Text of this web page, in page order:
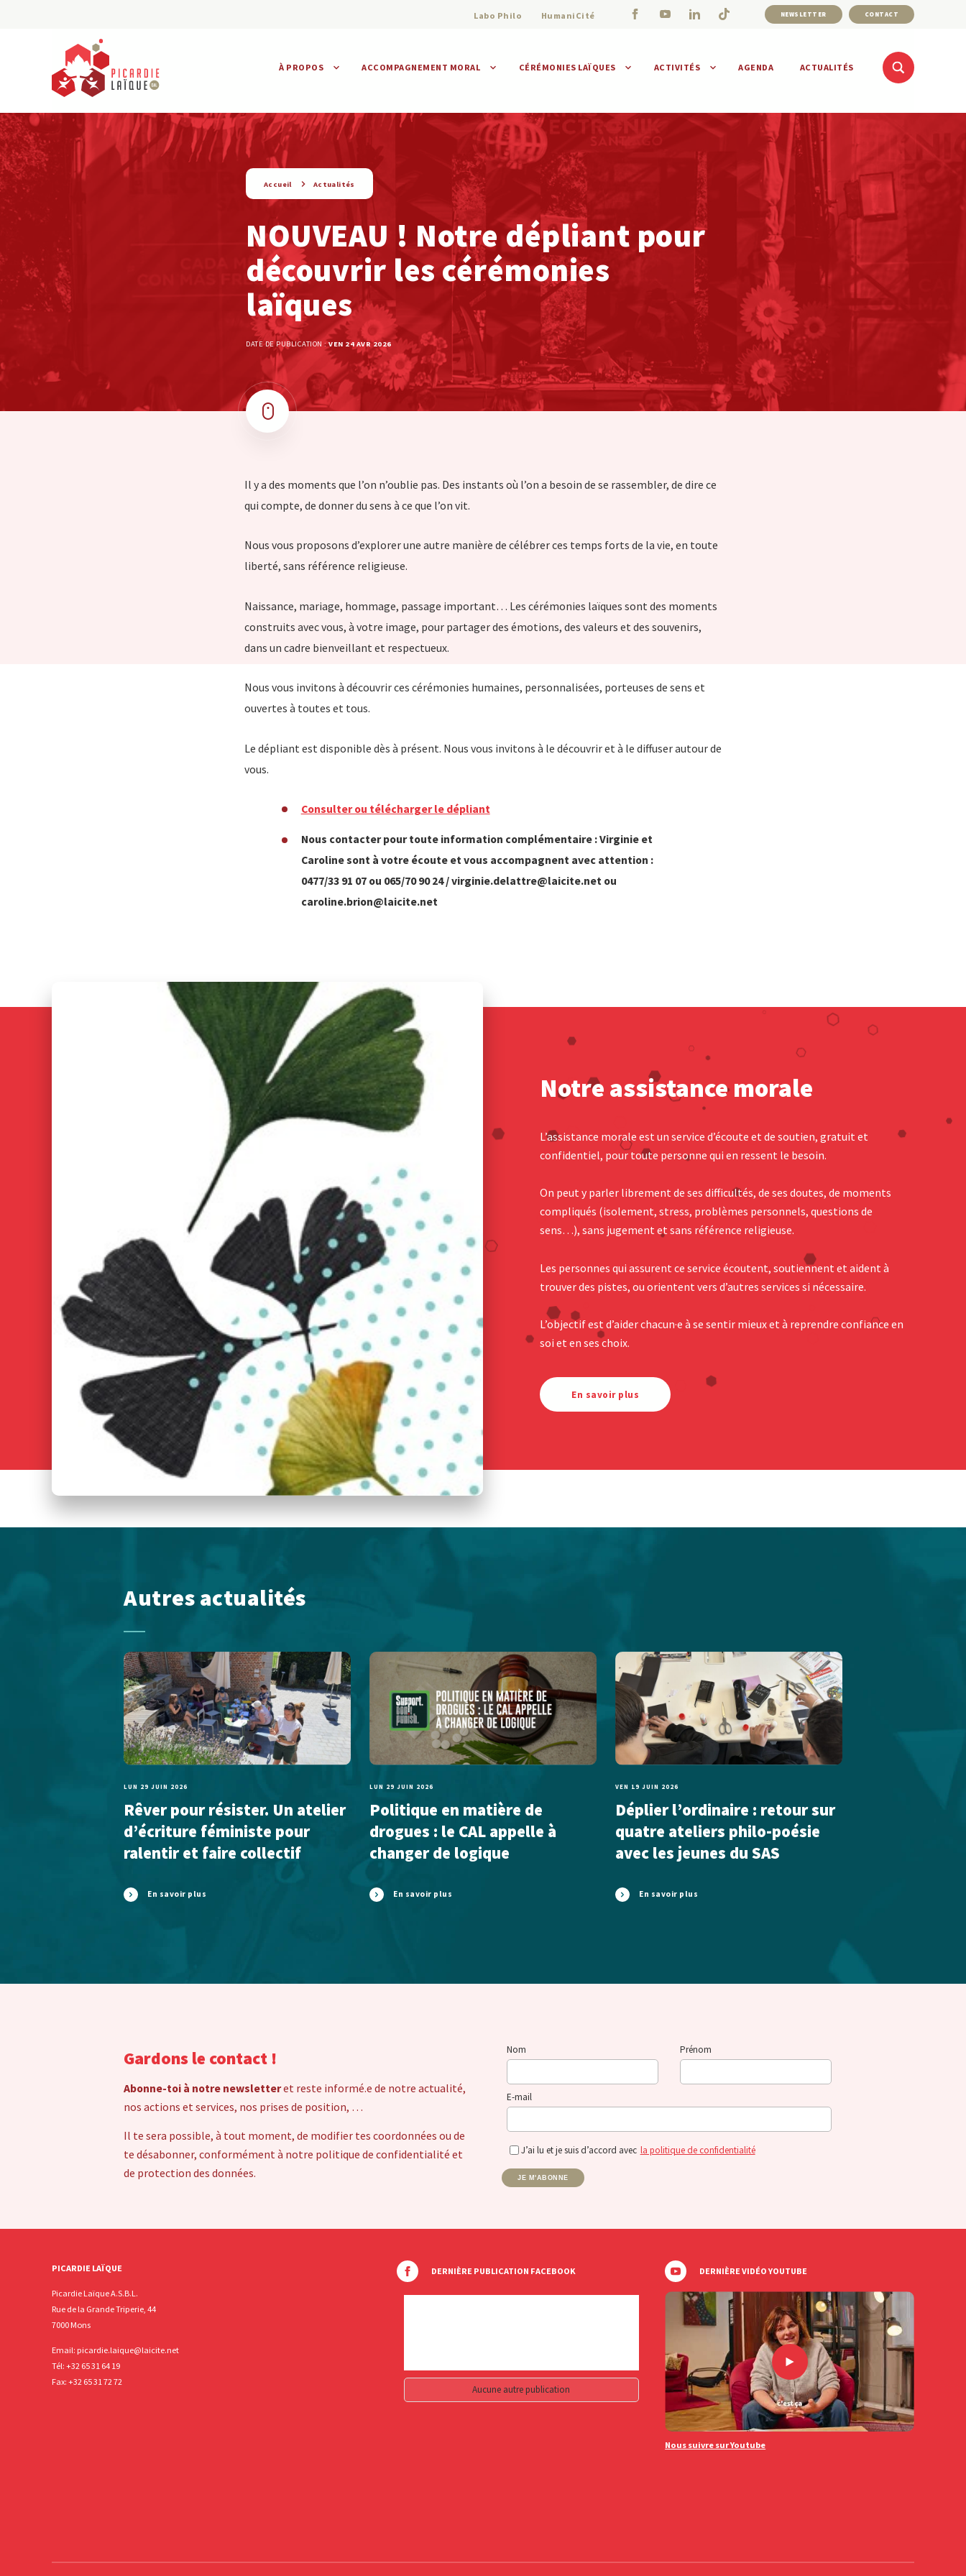
Labo Philo HumaniCité NEWSLETTER CONTACT
À PROPOS ACCOMPAGNEMENT MORAL
Assistance morale Individuelle
Collective
CÉRÉMONIES LAÏQUES ACTIVITÉS AGENDA ACTUALITÉS
string(9) « actualite »
Accueil Actualités
NOUVEAU ! Notre dépliant pour
découvrir les cérémonies
laïques
DATE DE PUBLICATION :VEN 24 AVR 2026
Il y a des moments que l’on n’oublie pas. Des instants où l’on a besoin de se rassembler, de dire ce
qui compte, de donner du sens à ce que l’on vit.
Nous vous proposons d’explorer une autre manière de célébrer ces temps forts de la vie, en toute
liberté, sans référence religieuse.
Naissance, mariage, hommage, passage important… Les cérémonies laïques sont des moments
construits avec vous, à votre image, pour partager des émotions, des valeurs et des souvenirs,
dans un cadre bienveillant et respectueux.
Nous vous invitons à découvrir ces cérémonies humaines, personnalisées, porteuses de sens et
ouvertes à toutes et tous.
Le dépliant est disponible dès à présent. Nous vous invitons à le découvrir et à le diffuser autour de
vous.
Consulter ou télécharger le dépliant
Nous contacter pour toute information complémentaire : Virginie et
Caroline sont à votre écoute et vous accompagnent avec attention :
0477/33 91 07 ou 065/70 90 24 / virginie.delattre@laicite.net ou
caroline.brion@laicite.net
Notre assistance morale
L’assistance morale est un service d’écoute et de soutien, gratuit et
confidentiel, pour toute personne qui en ressent le besoin.
On peut y parler librement de ses difficultés, de ses doutes, de moments
compliqués (isolement, stress, problèmes personnels, questions de
sens…), sans jugement et sans référence religieuse.
Les personnes qui assurent ce service écoutent, soutiennent et aident à
trouver des pistes, ou orientent vers d’autres services si nécessaire.
L’objectif est d’aider chacun·e à se sentir mieux et à reprendre confiance en
soi et en ses choix.
En savoir plus
Autres actualités
LUN 29 JUIN 2026
Rêver pour résister. Un atelier
d’écriture féministe pour
ralentir et faire collectif
En savoir plus
LUN 29 JUIN 2026
Politique en matière de
drogues : le CAL appelle à
changer de logique
En savoir plus
VEN 19 JUIN 2026
Déplier l’ordinaire : retour sur
quatre ateliers philo-poésie
avec les jeunes du SAS
En savoir plus
Gardons le contact !
Abonne-toi à notre newsletteret reste informé.e de notre actualité,
nos actions et services, nos prises de position, …
Il te sera possible, à tout moment, de modifier tes coordonnées ou de
te désabonner, conformément à notre politique de confidentialité et
de protection des données.
Nom Prénom
E-mail
J’ai lu et je suis d’accord avec la politique de confidentialité
JE M'ABONNE
PICARDIE LAÏQUE
Picardie Laïque A.S.B.L.
Rue de la Grande Triperie, 44
7000 Mons
Email: picardie.laique@laicite.net
Tél: +32 65 31 64 19
Fax: +32 65 31 72 72
DERNIÈRE PUBLICATION FACEBOOK
Aucune autre publication
DERNIÈRE VIDÉO YOUTUBE
Nous suivre sur Youtube